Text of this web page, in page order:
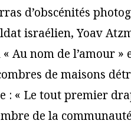
d’obscénités
israélien, Yoav
Au nom de l’amour »
de maisons
: « Le tout premier
de la